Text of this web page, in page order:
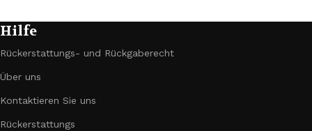
Hilfe
Rückerstattungs- und Rückgaberecht
Über uns
Kontaktieren Sie uns
Rückerstattungs